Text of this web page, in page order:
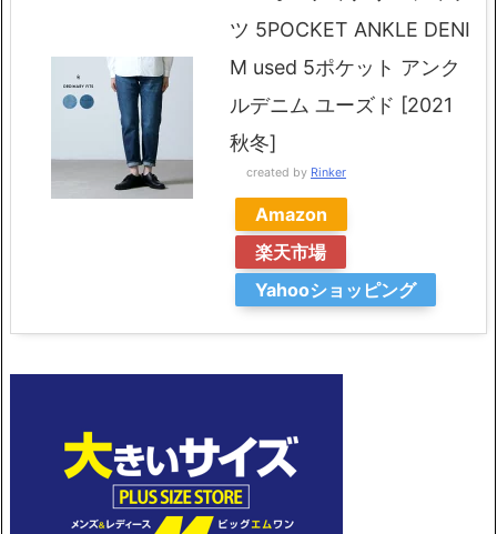
ツ 5POCKET ANKLE DENI
M used 5ポケット アンク
ルデニム ユーズド [2021
秋冬]
created by Rinker
Amazon
楽天市場
Yahooショッピング